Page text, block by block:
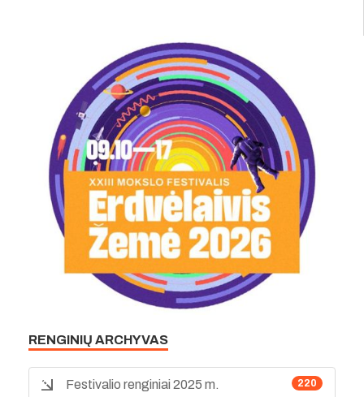
RENGINIŲ ARCHYVAS
220
Festivalio renginiai 2025 m.